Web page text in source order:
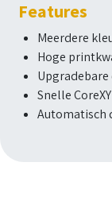
Features​
Meerdere
Hoge
Snelle
Automatisch